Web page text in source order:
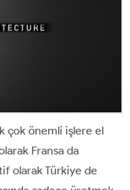
çok önemli işlere el
Fransa da
olarak Türkiye de